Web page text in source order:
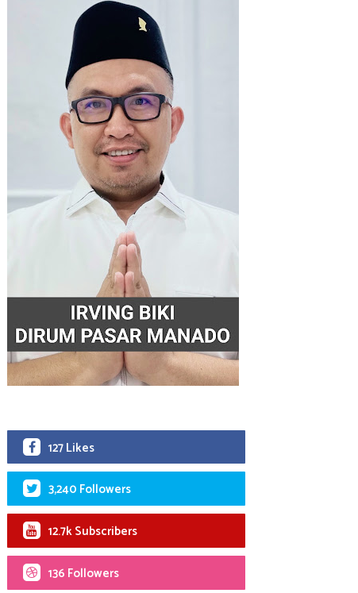
127 Likes
3,240 Followers
12.7k Subscribers
136 Followers